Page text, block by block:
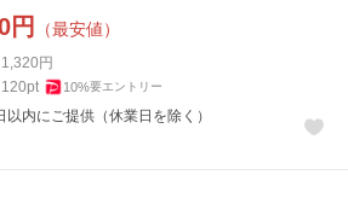
円 （最安値）
1,320 円
120pt 10%要エントリー
内にご提供（休業日を除く）